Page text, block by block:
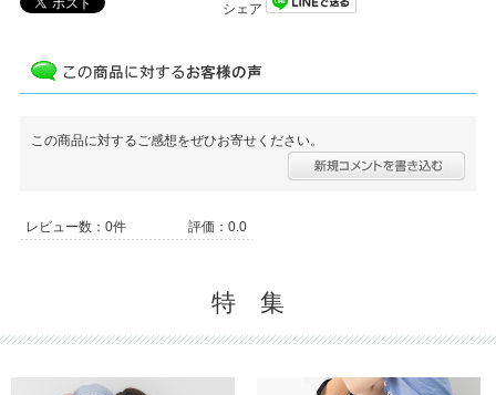
シェア
この商品に対するご感想をぜひお寄せください。
レビュー数：0件 評価：0.0
特 集